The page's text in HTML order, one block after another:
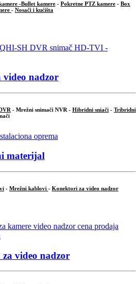
-Bullet kamere - Pokretne PTZ kamere - Box
- Nosači i kućišta
video nadzor
- Mrežni snimači NVR - Hibridni sniači - Tribridni
materijal
- Mrežni kablovi - Konektori za video nadzor
video nadzor